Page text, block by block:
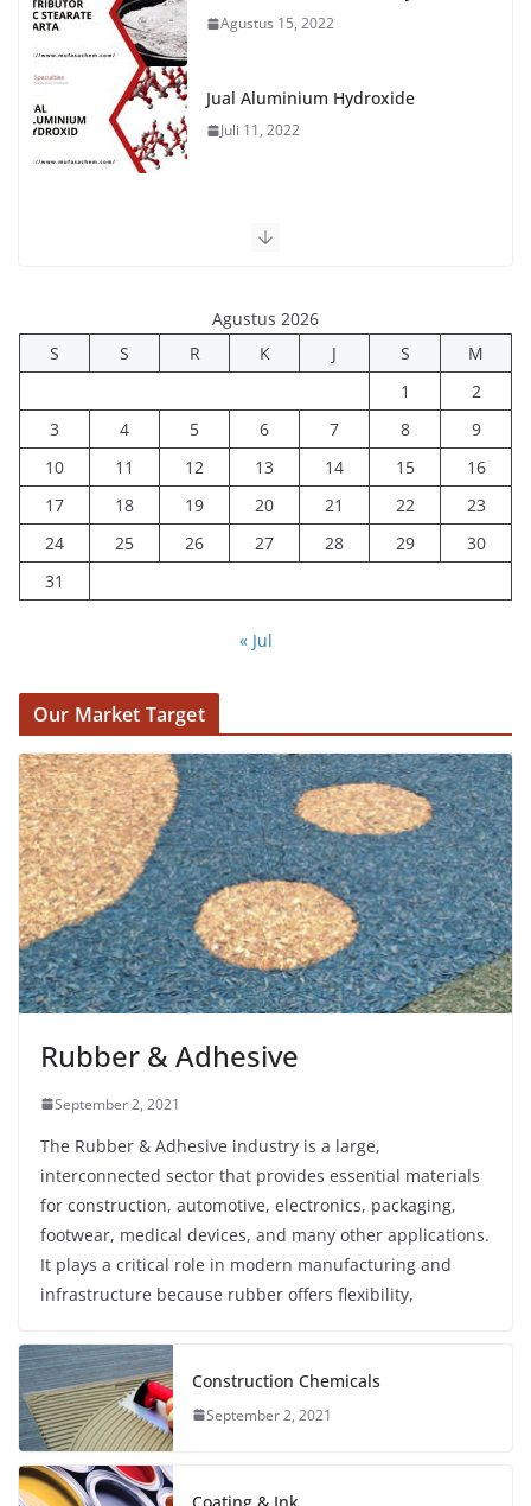
Agustus 15, 2022
Jual Aluminium Hydroxide
Juli 11, 2022
Agustus 2026
S
S R K J S
M
1
2
3
4 5 6 7 8
9
10
11 12 13 14 15
16
17
18 19 20 21 22
23
24
25 26 27 28 29
30
31
« Jul
Our Market Target
Rubber & Adhesive
September 2, 2021
The Rubber & Adhesive industry is a large,
interconnected sector that provides essential materials
for construction, automotive, electronics, packaging,
footwear, medical devices, and many other applications.
It plays a critical role in modern manufacturing and
infrastructure because rubber offers flexibility,
Construction Chemicals
September 2, 2021